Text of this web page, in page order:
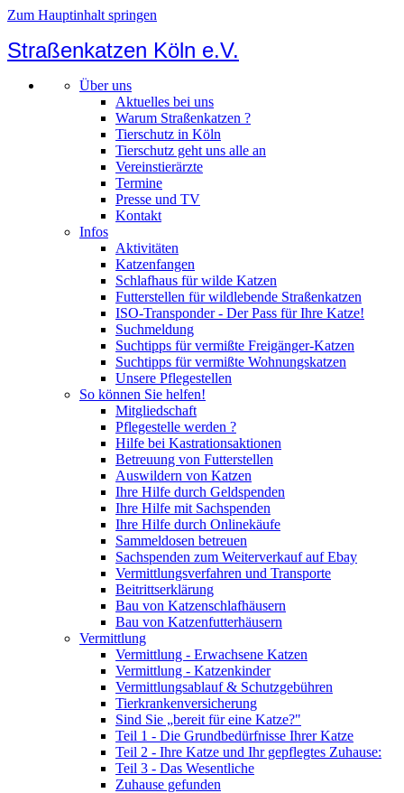
Zum Hauptinhalt springen
Straßenkatzen Köln e.V.
Über uns
Aktuelles bei uns
Warum Straßenkatzen ?
Tierschutz in Köln
Tierschutz geht uns alle an
Vereinstierärzte
Termine
Presse und TV
Kontakt
Infos
Aktivitäten
Katzenfangen
Schlafhaus für wilde Katzen
Futterstellen für wildlebende Straßenkatzen
ISO-Transponder - Der Pass für Ihre Katze!
Suchmeldung
Suchtipps für vermißte Freigänger-Katzen
Suchtipps für vermißte Wohnungskatzen
Unsere Pflegestellen
So können Sie helfen!
Mitgliedschaft
Pflegestelle werden ?
Hilfe bei Kastrationsaktionen
Betreuung von Futterstellen
Auswildern von Katzen
Ihre Hilfe durch Geldspenden
Ihre Hilfe mit Sachspenden
Ihre Hilfe durch Onlinekäufe
Sammeldosen betreuen
Sachspenden zum Weiterverkauf auf Ebay
Vermittlungsverfahren und Transporte
Beitrittserklärung
Bau von Katzenschlafhäusern
Bau von Katzenfutterhäusern
Vermittlung
Vermittlung - Erwachsene Katzen
Vermittlung - Katzenkinder
Vermittlungsablauf & Schutzgebühren
Tierkrankenversicherung
Sind Sie „bereit für eine Katze?"
Teil 1 - Die Grundbedürfnisse Ihrer Katze
Teil 2 - Ihre Katze und Ihr gepflegtes Zuhause:
Teil 3 - Das Wesentliche
Zuhause gefunden